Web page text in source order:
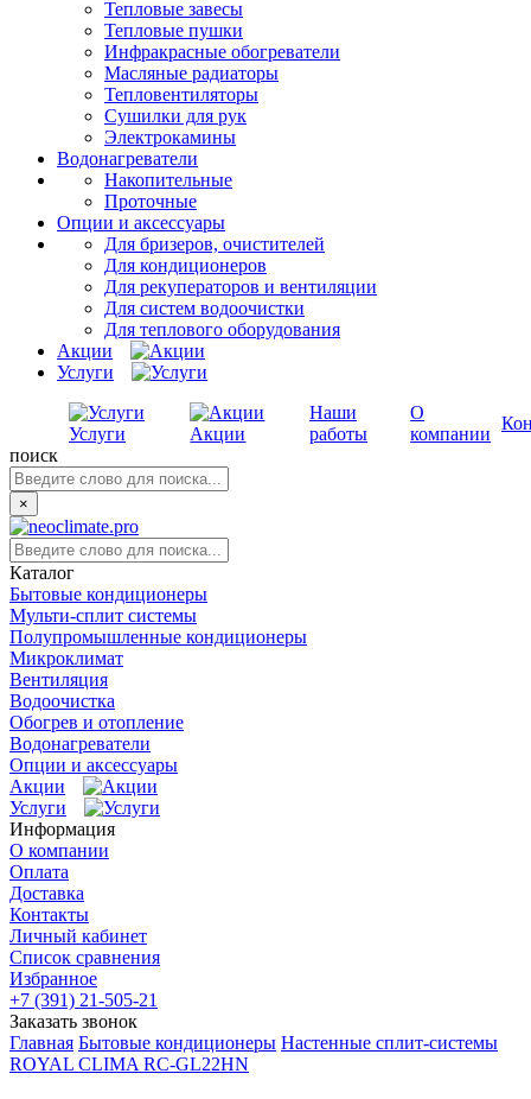
Тепловые завесы
Тепловые пушки
Инфракрасные обогреватели
Масляные радиаторы
Тепловентиляторы
Сушилки для рук
Электрокамины
Водонагреватели
Накопительные
Проточные
Опции и аксессуары
Для бризеров, очистителей
Для кондиционеров
Для рекуператоров и вентиляции
Для систем водоочистки
Для теплового оборудования
Акции
Услуги
Услуги Акции
Наши
работы
О
компании
поиск
×
Каталог
Бытовые кондиционеры
Мульти-сплит системы
Полупромышленные кондиционеры
Микроклимат
Вентиляция
Водоочистка
Обогрев и отопление
Водонагреватели
Опции и аксессуары
Акции
Услуги
Информация
О компании
Оплата
Доставка
Контакты
Личный кабинет
Список сравнения
Избранное
+7 (391) 21-505-21
Заказать звонок
Главная Бытовые кондиционеры Настенные сплит-системы
ROYAL CLIMA RC-GL22HN